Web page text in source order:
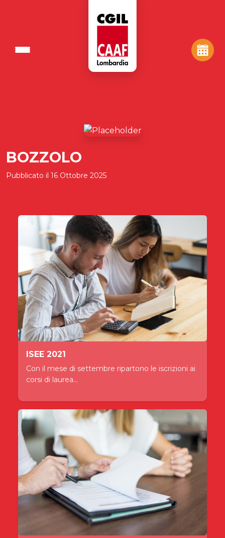
BOZZOLO
Pubblicato il 16 Ottobre 2025
ISEE 2021
Con il mese di settembre ripartono le iscrizioni ai
corsi di laurea...